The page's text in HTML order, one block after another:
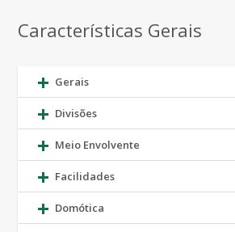
Características Gerais
Gerais
Divisões
Meio Envolvente
Facilidades
Domótica